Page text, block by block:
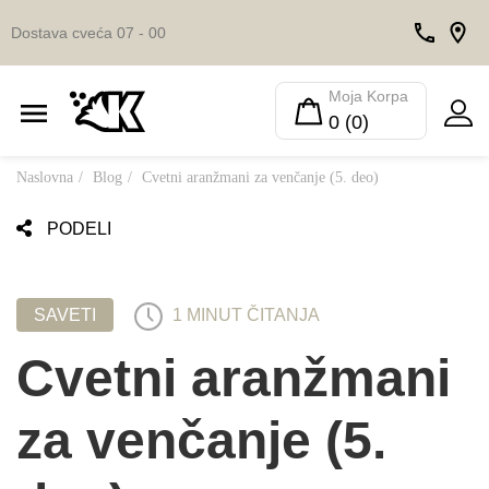
Dostava cveća 07 - 00
Moja Korpa
0 (0)
Naslovna Blog Cvetni aranžmani za venčanje (5. deo)
PODELI
SAVETI 1 MINUT ČITANJA
Cvetni aranžmani
za venčanje (5.